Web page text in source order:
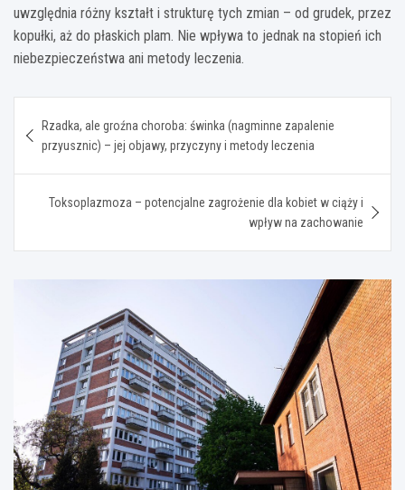
uwzględnia różny kształt i strukturę tych zmian – od grudek, przez
kopułki, aż do płaskich plam. Nie wpływa to jednak na stopień ich
niebezpieczeństwa ani metody leczenia.
wpisu
Rzadka, ale groźna choroba: świnka (nagminne zapalenie
przyusznic) – jej objawy, przyczyny i metody leczenia
Toksoplazmoza – potencjalne zagrożenie dla kobiet w ciąży i
wpływ na zachowanie